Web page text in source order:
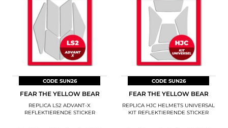
CODE SUN26
FEAR THE YELLOW BEAR
REPLICA LS2 ADVANT-X
REFLEKTIERENDE STICKER
CODE SUN26
FEAR THE YELLOW BEAR
REPLICA HJC HELMETS UNIVERSAL
KIT REFLEKTIERENDE STICKER